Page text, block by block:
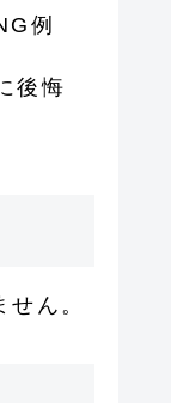
例
後悔
ん。